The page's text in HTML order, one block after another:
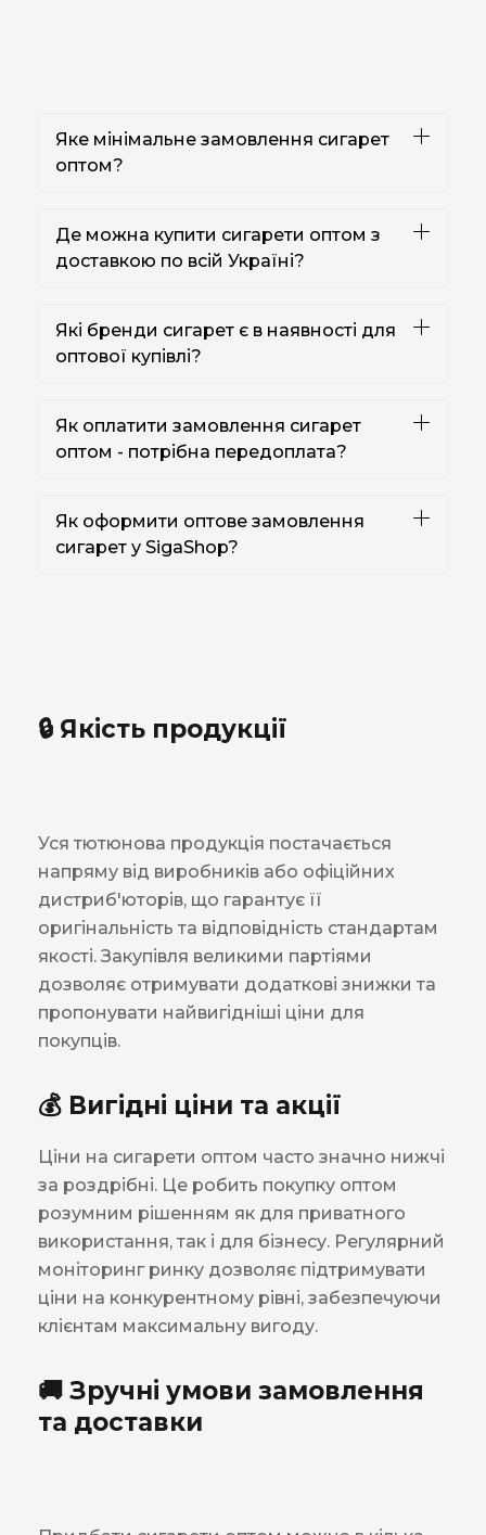
Яке мінімальне замовлення сигарет
оптом?
Де можна купити сигарети оптом з
доставкою по всій Україні?
Які бренди сигарет є в наявності для
оптової купівлі?
Як оплатити замовлення сигарет
оптом - потрібна передоплата?
Як оформити оптове замовлення
сигарет у SigaShop?
🔒 Якість продукції
Уся тютюнова продукція постачається
напряму від виробників або офіційних
дистриб'юторів, що гарантує її
оригінальність та відповідність стандартам
якості. Закупівля великими партіями
дозволяє отримувати додаткові знижки та
пропонувати найвигідніші ціни для
покупців.
💰 Вигідні ціни та акції
Ціни на сигарети оптом часто значно нижчі
за роздрібні. Це робить покупку оптом
розумним рішенням як для приватного
використання, так і для бізнесу. Регулярний
моніторинг ринку дозволяє підтримувати
ціни на конкурентному рівні, забезпечуючи
клієнтам максимальну вигоду.
🚚 Зручні умови замовлення
та доставки